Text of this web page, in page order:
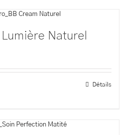
Naturel
Détails